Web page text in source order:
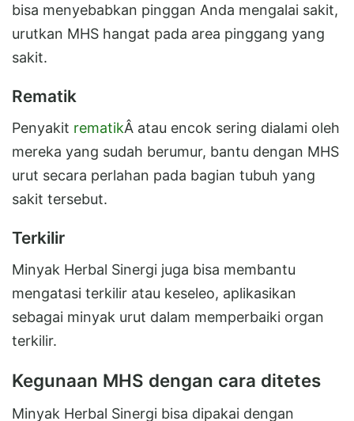
bisa menyebabkan pinggan Anda mengalai sakit,
urutkan MHS hangat pada area pinggang yang
sakit.
Rematik
Penyakit rematikÂ atau encok sering dialami oleh
mereka yang sudah berumur, bantu dengan MHS
urut secara perlahan pada bagian tubuh yang
sakit tersebut.
Terkilir
Minyak Herbal Sinergi juga bisa membantu
mengatasi terkilir atau keseleo, aplikasikan
sebagai minyak urut dalam memperbaiki organ
terkilir.
Kegunaan MHS dengan cara ditetes
Minyak Herbal Sinergi bisa dipakai dengan